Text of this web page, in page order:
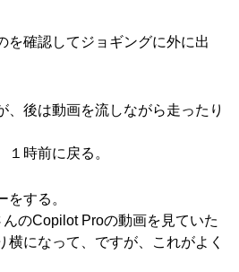
を確認してジョギングに外に出
、後は動画を流しながら走ったり
１時前に戻る。
する。
のCopilot Proの動画を見ていた
横になって、ですが、これがよく